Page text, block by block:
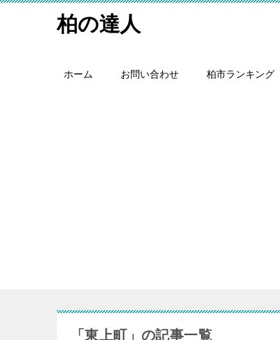
柏の達人
ホーム お問い合わせ 柏市ランキング
「東上町」の記事一覧